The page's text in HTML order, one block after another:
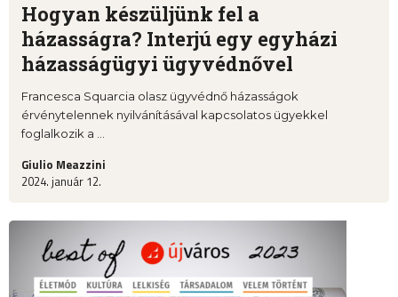
Hogyan készüljünk fel a
házasságra? Interjú egy egyházi
házasságügyi ügyvédnővel
Francesca Squarcia olasz ügyvédnő házasságok
érvénytelennek nyilvánításával kapcsolatos ügyekkel
foglalkozik a ...
Giulio Meazzini
2024. január 12.